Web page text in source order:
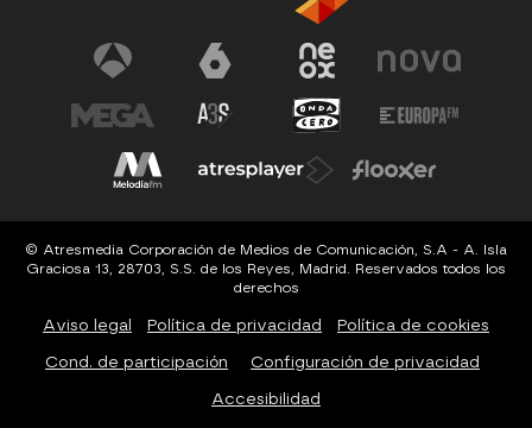
© Atresmedia Corporación de Medios de Comunicación, S.A - A. Isla
Graciosa 13, 28703, S.S. de los Reyes, Madrid. Reservados todos los
derechos
Aviso legal Política de privacidad Política de cookies
Cond. de participación Configuración de privacidad
Accesibilidad